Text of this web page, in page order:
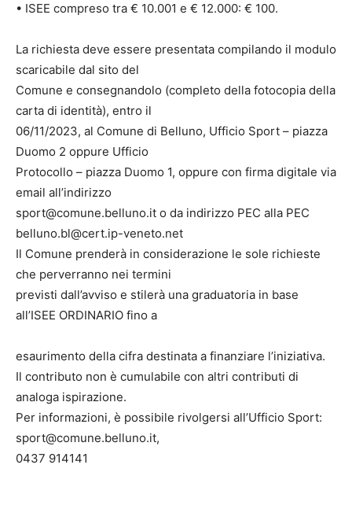
• ISEE compreso tra € 10.001 e € 12.000: € 100.
La richiesta deve essere presentata compilando il modulo
scaricabile dal sito del
Comune e consegnandolo (completo della fotocopia della
carta di identità), entro il
06/11/2023, al Comune di Belluno, Ufficio Sport – piazza
Duomo 2 oppure Ufficio
Protocollo – piazza Duomo 1, oppure con firma digitale via
email all’indirizzo
sport@comune.belluno.it o da indirizzo PEC alla PEC
belluno.bl@cert.ip-veneto.net
Il Comune prenderà in considerazione le sole richieste
che perverranno nei termini
previsti dall’avviso e stilerà una graduatoria in base
all’ISEE ORDINARIO fino a
esaurimento della cifra destinata a finanziare l’iniziativa.
Il contributo non è cumulabile con altri contributi di
analoga ispirazione.
Per informazioni, è possibile rivolgersi all’Ufficio Sport:
sport@comune.belluno.it,
0437 914141